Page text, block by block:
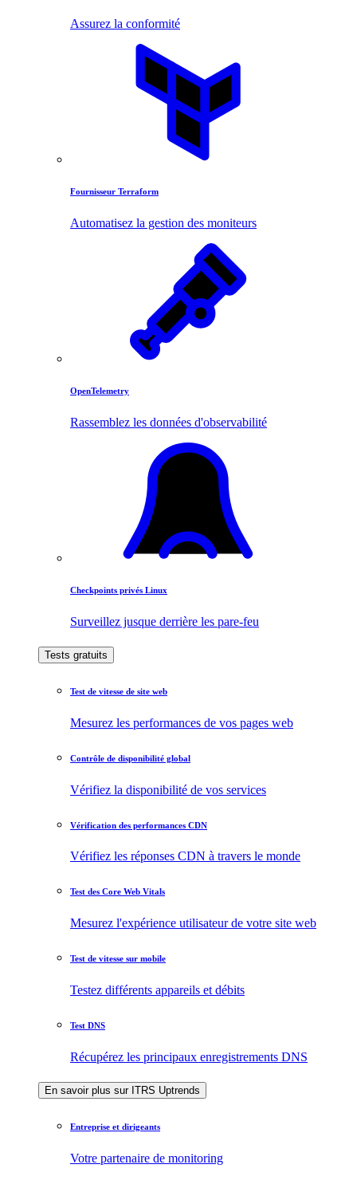
Assurez la conformité
Fournisseur Terraform
Automatisez la gestion des moniteurs
OpenTelemetry
Rassemblez les données d'observabilité
Checkpoints privés Linux
Surveillez jusque derrière les pare-feu
Tests gratuits
Test de vitesse de site web
Mesurez les performances de vos pages web
Contrôle de disponibilité global
Vérifiez la disponibilité de vos services
Vérification des performances CDN
Vérifiez les réponses CDN à travers le monde
Test des Core Web Vitals
Mesurez l'expérience utilisateur de votre site web
Test de vitesse sur mobile
Testez différents appareils et débits
Test DNS
Récupérez les principaux enregistrements DNS
En savoir plus sur ITRS Uptrends
Entreprise et dirigeants
Votre partenaire de monitoring